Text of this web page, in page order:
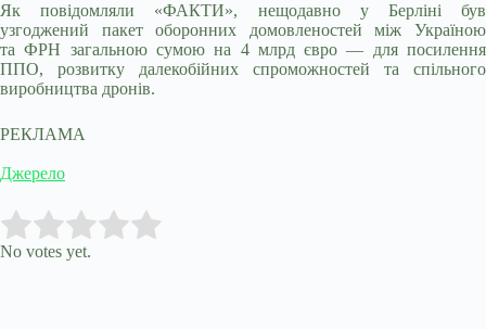
Як повідомляли «ФАКТИ», нещодавно у Берліні був
узгоджений пакет оборонних домовленостей між Україною
та ФРН загальною сумою на 4 млрд євро — для посилення
ППО, розвитку далекобійних спроможностей та спільного
виробництва дронів.
РЕКЛАМА
Джерело
Rate this item:
No votes yet.